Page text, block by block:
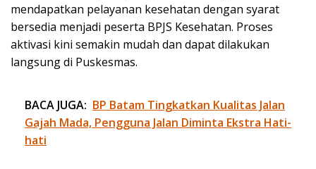
mendapatkan pelayanan kesehatan dengan syarat
bersedia menjadi peserta BPJS Kesehatan. Proses
aktivasi kini semakin mudah dan dapat dilakukan
langsung di Puskesmas.
BACA JUGA: BP Batam Tingkatkan Kualitas Jalan
Gajah Mada, Pengguna Jalan Diminta Ekstra Hati-
hati